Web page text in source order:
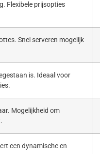
Flexibele prijsopties
Snel serveren mogelijk
is. Ideaal voor
Mogelijkheid om
een dynamische en